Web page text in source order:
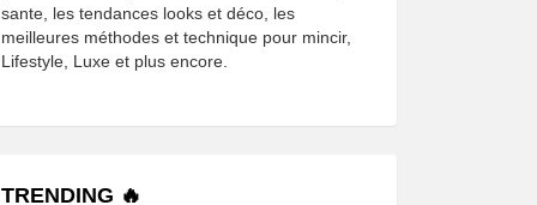
sante, les tendances looks et déco, les
meilleures méthodes et technique pour mincir,
Lifestyle, Luxe et plus encore.
TRENDING 🔥